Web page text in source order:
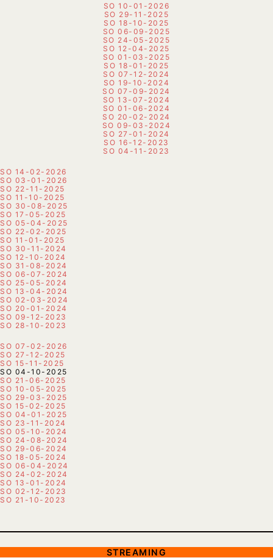
SO 10-01-2026
SO 29-11-2025
SO 18-10-2025
SO 06-09-2025
SO 24-05-2025
SO 12-04-2025
SO 01-03-2025
SO 18-01-2025
SO 07-12-2024
SO 19-10-2024
SO 07-09-2024
SO 13-07-2024
SO 01-06-2024
SO 20-02-2024
SO 09-03-2024
SO 27-01-2024
SO 16-12-2023
SO 04-11-2023
SO 14-02-2026
SO 03-01-2026
SO 22-11-2025
SO 11-10-2025
SO 30-08-2025
SO 17-05-2025
SO 05-04-2025
SO 22-02-2025
SO 11-01-2025
SO 30-11-2024
SO 12-10-2024
SO 31-08-2024
SO 06-07-2024
SO 25-05-2024
SO 13-04-2024
SO 02-03-2024
SO 20-01-2024
SO 09-12-2023
SO 28-10-2023
SO 07-02-2026
SO 27-12-2025
SO 15-11-2025
SO 04-10-2025
SO 21-06-2025
SO 10-05-2025
SO 29-03-2025
SO 15-02-2025
SO 04-01-2025
SO 23-11-2024
SO 05-10-2024
SO 24-08-2024
SO 29-06-2024
SO 18-05-2024
SO 06-04-2024
SO 24-02-2024
SO 13-01-2024
SO 02-12-2023
SO 21-10-2023
STREAMING